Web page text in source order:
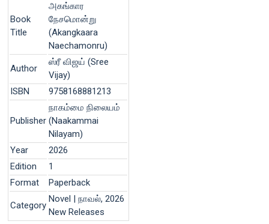
Book
Title
அகங்கார
நேசமொன்று
(Akangkaara
Naechamonru)
Author
ஸ்ரீ விஜய் (Sree
Vijay)
ISBN
9758168881213
Publisher
நாகம்மை நிலையம்
(Naakammai
Nilayam)
Year
2026
Edition
1
Format
Paperback
Category
Novel | நாவல், 2026
New Releases